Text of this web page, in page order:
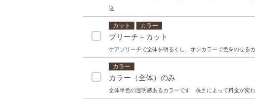
込
カット カラー
ブリーチ＋カット
ケアブリーチで全体を明るくし、オンカラーで色をのせ
カラー
カラー（全体）のみ
全体単色の透明感あるカラーです 長さによって料金が変